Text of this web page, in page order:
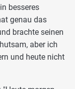
besseres
genau das
brachte seinen
aber ich
und heute nicht